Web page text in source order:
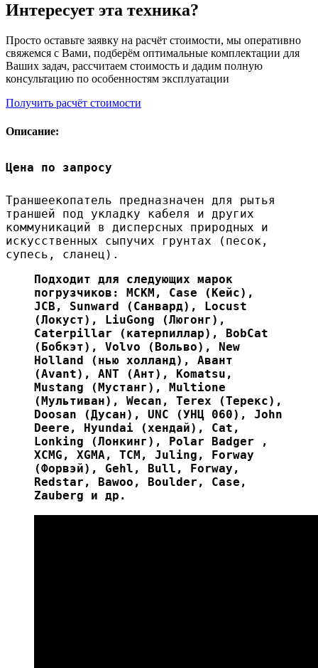
Интересует эта техника?
Просто оставьте заявку на расчёт стоимости, мы оперативно
свяжемся с Вами, подберём оптимальные комплектации для
Ваших задач, рассчитаем стоимость и дадим полную
консультацию по особенностям эксплуатации
Получить расчёт стоимости
Описание:
Цена по запросу
Траншеекопатель предназначен для рытья
траншей под укладку кабеля и других
коммуникаций в дисперсных природных и
искусственных сыпучих грунтах (песок,
супесь, сланец).
Подходит для следующих марок
погрузчиков: МСКМ, Case (Кейс),
JCB, Sunward (Санвард), Locust
(Локуст), LiuGong (Люгонг),
Caterpillar (катерпиллар), BobCat
(Бобкэт), Volvo (Вольво), New
Holland (нью холланд), Aвант
(Avant), ANT (Ант), Komatsu,
Mustang (Мустанг), Multione
(Мультиван), Wecan, Terex (Терекс),
Doosan (Дусан), UNC (УНЦ 060), John
Deere, Hyundai (хендай), Cat,
Lonking (Лонкинг), Polar Badger ,
XCMG, XGMA, ТСМ, Juling, Forway
(Форвэй), Gehl, Bull, Forway,
Redstar, Bawoo, Boulder, Case,
Zauberg и др.